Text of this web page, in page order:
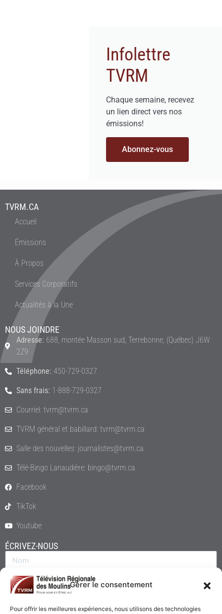
Gérer le consentement
Pour offrir les meilleures expériences, nous utilisons des technologies
Infolettre
TVRM
Chaque semaine, recevez
un lien direct vers nos
émissions!
Abonnez-vous
TVRM.CA
Accueil
Émissions
À Propos
Services Corporatifs
Actualités à la Une
NOUS JOINDRE
Adresse: 688, montée Masson sud, Terrebonne, (Québec) J6W
2Z9
Téléphone: 450-729-0327
Sans frais: 1-888-729-0327
Courriel: tvrm@tvrm.ca
TVRM général et babillard: tvrm@tvrm.ca
Salle des nouvelles: journalistes@tvrm.ca
Télé-Bingo Lanaudière: bingo@tvrm.ca
Facebook
TikTok
Youtube
ÉCRIVEZ-NOUS